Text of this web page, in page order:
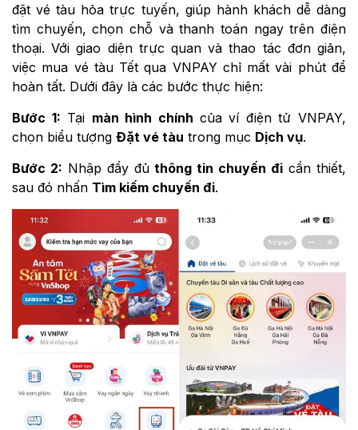
đặt vé tàu hỏa trực tuyến, giúp hành khách dễ dàng
tìm chuyến, chọn chỗ và thanh toán ngay trên điện
thoại. Với giao diện trực quan và thao tác đơn giản,
việc mua vé tàu Tết qua VNPAY chỉ mất vài phút để
hoàn tất. Dưới đây là các bước thực hiện:
Bước 1: Tại màn hình chính của ví điện tử VNPAY,
chọn biểu tượng Đặt vé tàu trong mục Dịch vụ.
Bước 2: Nhập đầy đủ thông tin chuyến đi cần thiết,
sau đó nhấn Tìm kiếm chuyến đi.